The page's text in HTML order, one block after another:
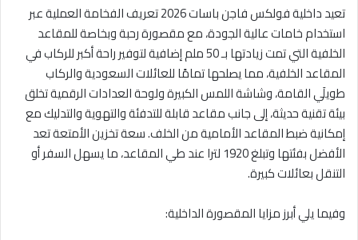
تعيد داخلية فولكس فاجن باسات 2026 تعريف الفخامة العملية عبر
استخدام خامات عالية الجودة، مع مقصورة رحبة وبخاصة للمقاعد
الخلفية التي تمت زيادتها بـ 50 ملم إضافية لتوفير راحة أكبر للركاب في
المقاعد الخلفية، مما يصلحها تمامًا للعائلات السعودية والركاب
طويلَي القامة، وشاشة اللمس الكبيرة ولوحة العدادات الرقمية تخلق
بيئة تقنية حديثة، إلى جانب مقاعد قابلة للتدفئة والتهوية والتدليك مع
إمكانية ضبط المقاعد الأمامية من الخلف. سعة تخزين الأمتعة تعد
الأفضل بفئتها وتبلغ 1920 لترا عند طي المقاعد، ما يسهل السفر أو
التنقل بعائلات كبيرة.
وفيما يلي أبرز مزايا المقصورة الداخلية: